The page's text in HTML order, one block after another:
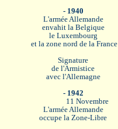
- 1940
L'armée Allemande
envahit la Belgique
le Luxembourg
et la zone nord de la France
Signature
de l'Armistice
avec l'Allemagne
- 1942
11 Novembre
L'armée Allemande
occupe la Zone-Libre